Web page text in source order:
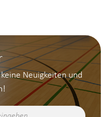
Neuigkeiten und